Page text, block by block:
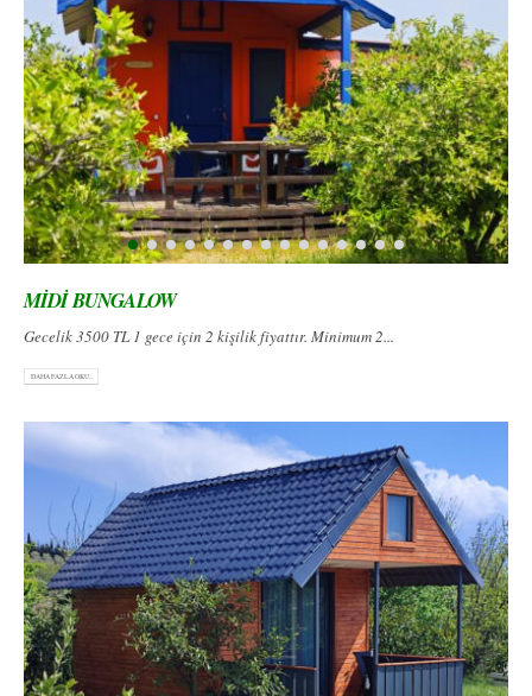
MİDİ BUNGALOW
Gecelik 3500 TL 1 gece için 2 kişilik fiyattır. Minimum 2...
DAHA FAZLA OKU...